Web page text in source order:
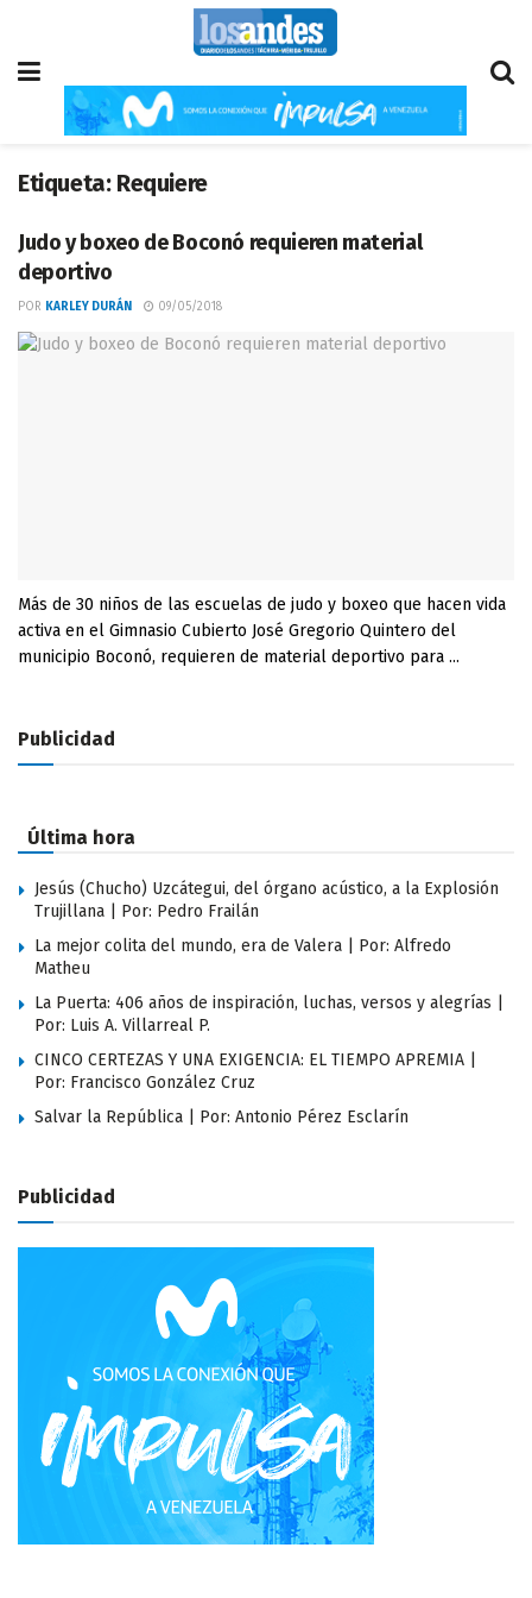
Etiqueta: Requiere
Judo y boxeo de Boconó requieren material
deportivo
POR KARLEY DURÁN 09/05/2018
Más de 30 niños de las escuelas de judo y boxeo que hacen vida
activa en el Gimnasio Cubierto José Gregorio Quintero del
municipio Boconó, requieren de material deportivo para ...
Publicidad
Última hora
Jesús (Chucho) Uzcátegui, del órgano acústico, a la Explosión
Trujillana | Por: Pedro Frailán
La mejor colita del mundo, era de Valera | Por: Alfredo
Matheu
La Puerta: 406 años de inspiración, luchas, versos y alegrías |
Por: Luis A. Villarreal P.
CINCO CERTEZAS Y UNA EXIGENCIA: EL TIEMPO APREMIA |
Por: Francisco González Cruz
Salvar la República | Por: Antonio Pérez Esclarín
Publicidad